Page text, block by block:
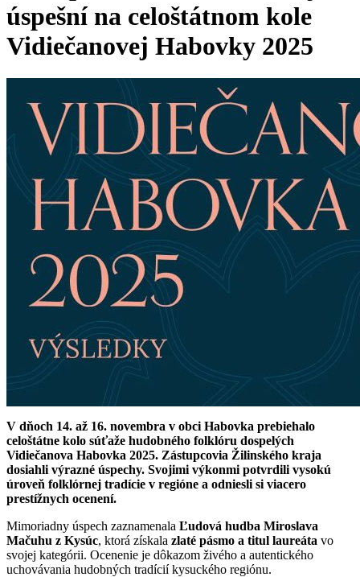
úspešní na celoštátnom kole
Vidiečanovej Habovky 2025
V dňoch 14. až 16. novembra v obci Habovka prebiehalo
celoštátne kolo súťaže hudobného folklóru dospelých
Vidiečanova Habovka 2025. Zástupcovia Žilinského kraja
dosiahli výrazné úspechy. Svojimi výkonmi potvrdili vysokú
úroveň folklórnej tradície v regióne a odniesli si viacero
prestížnych ocenení.
Mimoriadny úspech zaznamenala Ľudová hudba Miroslava
Mačuhu z Kysúc, ktorá získala zlaté pásmo a titul laureáta vo
svojej kategórii. Ocenenie je dôkazom živého a autentického
uchovávania hudobných tradícií kysuckého regiónu.